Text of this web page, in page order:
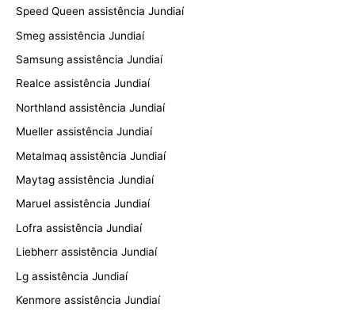
Speed Queen assistência Jundiaí
Smeg assistência Jundiaí
Samsung assistência Jundiaí
Realce assistência Jundiaí
Northland assistência Jundiaí
Mueller assistência Jundiaí
Metalmaq assistência Jundiaí
Maytag assistência Jundiaí
Maruel assistência Jundiaí
Lofra assistência Jundiaí
Liebherr assistência Jundiaí
Lg assistência Jundiaí
Kenmore assistência Jundiaí